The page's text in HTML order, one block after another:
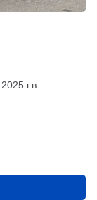
2025 г.в.